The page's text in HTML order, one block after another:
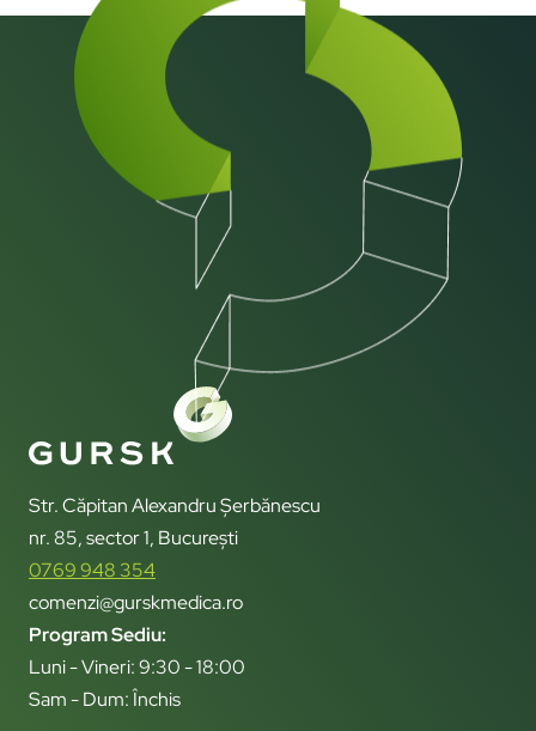
Str. Căpitan Alexandru Șerbănescu
nr. 85, sector 1, București
0769 948 354
comenzi@gurskmedica.ro
Program Sediu:
Luni - Vineri: 9:30 - 18:00
Sam - Dum: Închis